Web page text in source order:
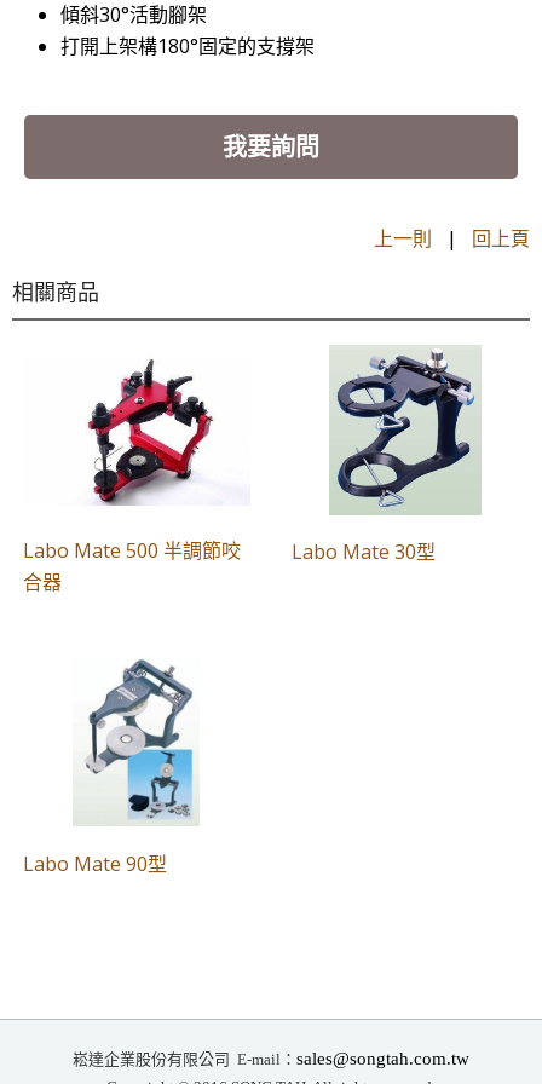
傾斜30°活動腳架
打開上架構180°固定的支撐架
我要詢問
上一則 | 回上頁
相關商品
Labo Mate 500 半調節咬
合器
Labo Mate 30型
Labo Mate 90型
崧達企業股份有限公司 E-mail： sales@songtah.com.tw